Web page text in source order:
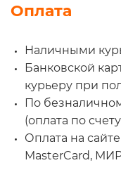
CF1640
CK3689
CMB251901
DIFA4311901
E428LS
E7300028
Оплата
Наличными
Банковской
курьеру при
По
(оплата по
Оплата на
MasterCard,